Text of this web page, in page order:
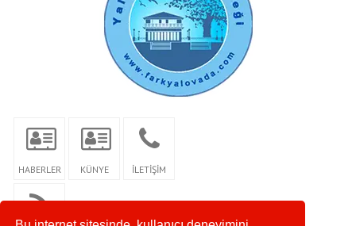
HABERLER KÜNYE İLETİŞİM